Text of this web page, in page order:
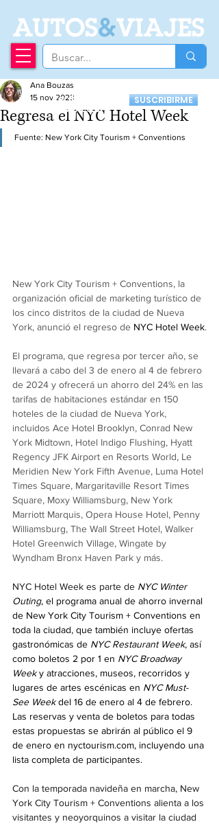
AUTOS&VIAJES
Recibí nuestro
Newsletter
SUSCRIBIRME
Regresa el NYC Hotel Week
Ana Bouzas
15 nov 2023
Fuente: New York City Tourism + Conventions
New York City Tourism + Conventions, la
organización oficial de marketing turístico de
los cinco distritos de la ciudad de Nueva
York, anunció el regreso de NYC Hotel Week.
El programa, que regresa por tercer año, se
llevará a cabo del 3 de enero al 4 de febrero
de 2024 y ofrecerá un ahorro del 24% en las
tarifas de habitaciones estándar en 150
hoteles de la ciudad de Nueva York,
incluidos Ace Hotel Brooklyn, Conrad New
York Midtown, Hotel Indigo Flushing, Hyatt
Regency JFK Airport en Resorts World, Le
Meridien New York Fifth Avenue, Luma Hotel
Times Square, Margaritaville Resort Times
Square, Moxy Williamsburg, New York
Marriott Marquis, Opera House Hotel, Penny
Williamsburg, The Wall Street Hotel, Walker
Hotel Greenwich Village, Wingate by
Wyndham Bronx Haven Park y más.
NYC Hotel Week es parte de NYC Winter
Outing, el programa anual de ahorro invernal
de New York City Tourism + Conventions en
toda la ciudad, que también incluye ofertas
gastronómicas de NYC Restaurant Week, así
como boletos 2 por 1 en NYC Broadway
Week y atracciones, museos, recorridos y
lugares de artes escénicas en NYC Must-
See Week del 16 de enero al 4 de febrero.
Las reservas y venta de boletos para todas
estas propuestas se abrirán al público el 9
de enero en nyctourism.com, incluyendo una
lista completa de participantes.
Con la temporada navideña en marcha, New
York City Tourism + Conventions alienta a los
visitantes y neoyorquinos a visitar la ciudad